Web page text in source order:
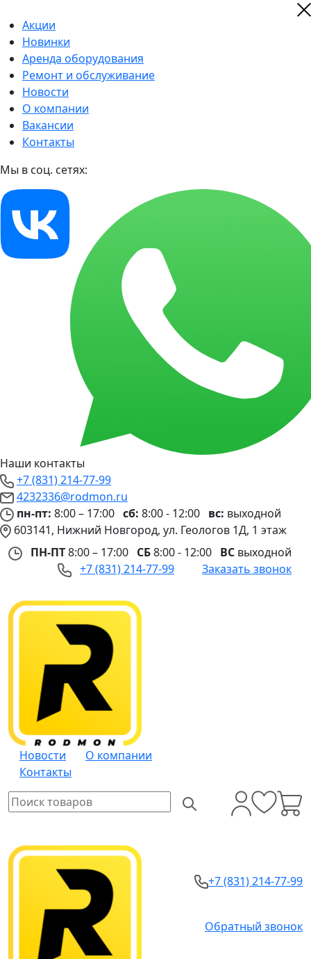
Акции
Новинки
Аренда оборудования
Ремонт и обслуживание
Новости
О компании
Вакансии
Контакты
Мы в соц. сетях:
Наши контакты
+7 (831) 214-77-99
4232336@rodmon.ru
пн-пт: 8:00 – 17:00 сб: 8:00 - 12:00 вс: выходной
603141, Нижний Новгород, ул. Геологов 1Д, 1 этаж
ПН-ПТ8:00 – 17:00 СБ8:00 - 12:00 ВС выходной
+7 (831) 214-77-99
Заказать звонок
Новости
О компании
Контакты
+7 (831) 214-77-99
Обратный звонок